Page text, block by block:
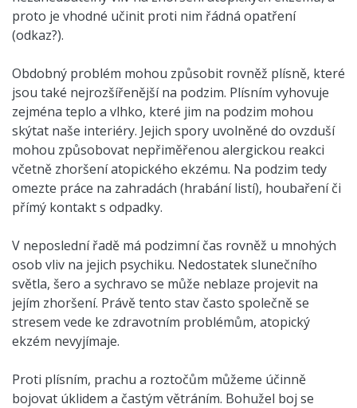
proto je vhodné učinit proti nim řádná opatření
(odkaz?).
Obdobný problém mohou způsobit rovněž plísně, které
jsou také nejrozšířenější na podzim. Plísním vyhovuje
zejména teplo a vlhko, které jim na podzim mohou
skýtat naše interiéry. Jejich spory uvolněné do ovzduší
mohou způsobovat nepřiměřenou alergickou reakci
včetně zhoršení atopického ekzému. Na podzim tedy
omezte práce na zahradách (hrabání listí), houbaření či
přímý kontakt s odpadky.
V neposlední řadě má podzimní čas rovněž u mnohých
osob vliv na jejich psychiku. Nedostatek slunečního
světla, šero a sychravo se může neblaze projevit na
jejím zhoršení. Právě tento stav často společně se
stresem vede ke zdravotním problémům, atopický
ekzém nevyjímaje.
Proti plísním, prachu a roztočům můžeme účinně
bojovat úklidem a častým větráním. Bohužel boj se